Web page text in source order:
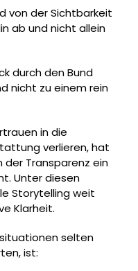
von der Sichtbarkeit
ab und nicht allein
durch den Bund
nicht zu einem rein
in die
verlieren, hat
der Transparenz ein
Unter diesen
Storytelling weit
Klarheit.
selten
ist: